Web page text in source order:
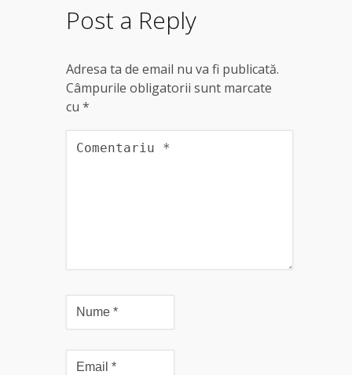
Post a Reply
Adresa ta de email nu va fi publicată.
Câmpurile obligatorii sunt marcate
cu *